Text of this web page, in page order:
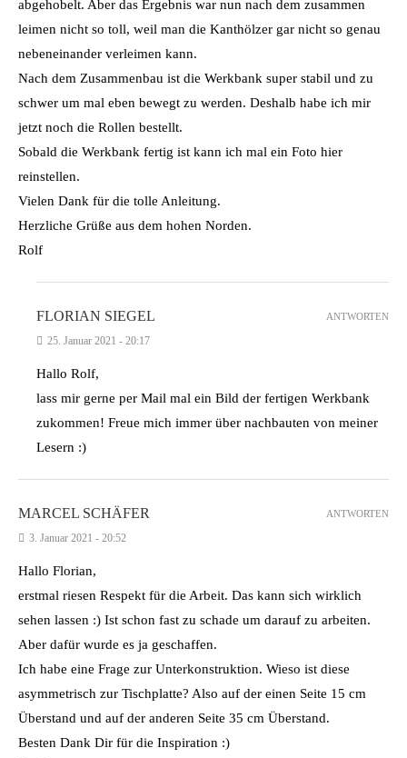
abgehobelt. Aber das Ergebnis war nun nach dem zusammen
leimen nicht so toll, weil man die Kanthölzer gar nicht so genau
nebeneinander verleimen kann.
Nach dem Zusammenbau ist die Werkbank super stabil und zu
schwer um mal eben bewegt zu werden. Deshalb habe ich mir
jetzt noch die Rollen bestellt.
Sobald die Werkbank fertig ist kann ich mal ein Foto hier
reinstellen.
Vielen Dank für die tolle Anleitung.
Herzliche Grüße aus dem hohen Norden.
Rolf
FLORIAN SIEGEL
25. Januar 2021 - 20:17
Hallo Rolf,
lass mir gerne per Mail mal ein Bild der fertigen Werkbank
zukommen! Freue mich immer über nachbauten von meiner
Lesern :)
ANTWORTEN
MARCEL SCHÄFER
3. Januar 2021 - 20:52
Hallo Florian,
erstmal riesen Respekt für die Arbeit. Das kann sich wirklich
sehen lassen :) Ist schon fast zu schade um darauf zu arbeiten.
Aber dafür wurde es ja geschaffen.
Ich habe eine Frage zur Unterkonstruktion. Wieso ist diese
asymmetrisch zur Tischplatte? Also auf der einen Seite 15 cm
Überstand und auf der anderen Seite 35 cm Überstand.
Besten Dank Dir für die Inspiration :)
ANTWORTEN